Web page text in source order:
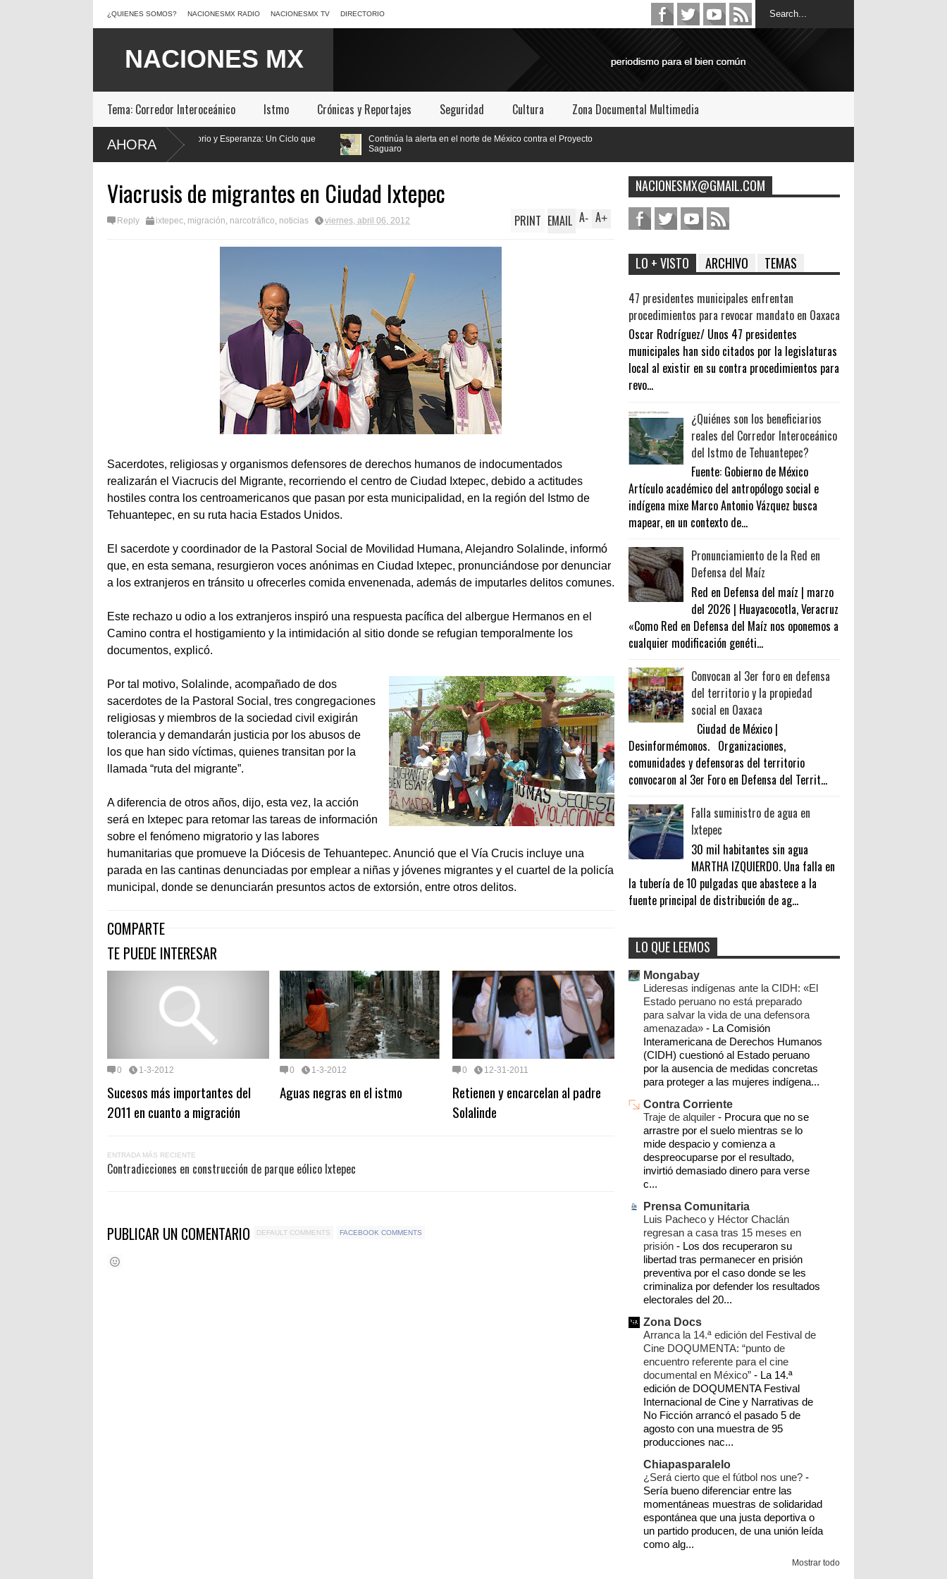
¿QUIENES SOMOS? NACIONESMX RADIO NACIONESMX TV DIRECTORIO
Tema: Corredor Interoceánico Istmo Crónicas y Reportajes Seguridad Cultura Zona Documental Multimedia
AHORA
Diez Años de Educación, Territorio y Esperanza: Un Ciclo que
Continúa la alerta en el norte de México contra el Proyecto
Viacrusis de migrantes en Ciudad Ixtepec
Reply ixtepec, migración, narcotráfico, noticias viernes, abril 06, 2012 A+
A-
PRINT EMAIL
Sacerdotes, religiosas y organismos defensores de derechos humanos de indocumentados
realizarán el Viacrucis del Migrante, recorriendo el centro de Ciudad Ixtepec, debido a actitudes
hostiles contra los centroamericanos que pasan por esta municipalidad, en la región del Istmo de
Tehuantepec, en su ruta hacia Estados Unidos.
El sacerdote y coordinador de la Pastoral Social de Movilidad Humana, Alejandro Solalinde, informó
que, en esta semana, resurgieron voces anónimas en Ciudad Ixtepec, pronunciándose por denunciar
a los extranjeros en tránsito u ofrecerles comida envenenada, además de imputarles delitos comunes.
Este rechazo u odio a los extranjeros inspiró una respuesta pacífica del albergue Hermanos en el
Camino contra el hostigamiento y la intimidación al sitio donde se refugian temporalmente los
documentos, explicó.
Por tal motivo, Solalinde, acompañado de dos
sacerdotes de la Pastoral Social, tres congregaciones
religiosas y miembros de la sociedad civil exigirán
tolerancia y demandarán justicia por los abusos de
los que han sido víctimas, quienes transitan por la
llamada “ruta del migrante”.
A diferencia de otros años, dijo, esta vez, la acción
será en Ixtepec para retomar las tareas de información
sobre el fenómeno migratorio y las labores
humanitarias que promueve la Diócesis de Tehuantepec. Anunció que el Vía Crucis incluye una
parada en las cantinas denunciadas por emplear a niñas y jóvenes migrantes y el cuartel de la policía
municipal, donde se denunciarán presuntos actos de extorsión, entre otros delitos.
COMPARTE
TE PUEDE INTERESAR
0 1-3-2012
Sucesos más importantes del
2011 en cuanto a migración
0 1-3-2012
Aguas negras en el istmo
0 12-31-2011
Retienen y encarcelan al padre
Solalinde
ENTRADA MÁS RECIENTE
Contradicciones en construcción de parque eólico Ixtepec
PUBLICAR UN COMENTARIO DEFAULT COMMENTS FACEBOOK COMMENTS
NACIONESMX@GMAIL.COM
LO + VISTO ARCHIVO TEMAS
47 presidentes municipales enfrentan
procedimientos para revocar mandato en Oaxaca
Oscar Rodríguez/ Unos 47 presidentes
municipales han sido citados por la legislaturas
local al existir en su contra procedimientos para
revo...
¿Quiénes son los beneficiarios
reales del Corredor Interoceánico
del Istmo de Tehuantepec?
Fuente: Gobierno de México
Artículo académico del antropólogo social e
indígena mixe Marco Antonio Vázquez busca
mapear, en un contexto de...
Pronunciamiento de la Red en
Defensa del Maíz
Red en Defensa del maíz | marzo
del 2026 | Huayacocotla, Veracruz
«Como Red en Defensa del Maíz nos oponemos a
cualquier modificación genéti...
Convocan al 3er foro en defensa
del territorio y la propiedad
social en Oaxaca
Ciudad de México |
Desinformémonos. Organizaciones,
comunidades y defensoras del territorio
convocaron al 3er Foro en Defensa del Territ...
Falla suministro de agua en
Ixtepec
30 mil habitantes sin agua
MARTHA IZQUIERDO. Una falla en
la tubería de 10 pulgadas que abastece a la
fuente principal de distribución de ag...
►2026(2)
►2025(4)
►2024(8)
►2023(59)
►2022(10)
►2021(49)
►2020(3)
►2019(61)
►2018(1)
►2015(41)
►2014 (401)
▼2012(283)
►12/16/12 - 12/23/12(1)
►12/09/12 - 12/16/12(14)
►10/28/12 - 11/04/12(1)
►10/07/12 - 10/14/12
►09/30/12 - 10/07/12
►09/02/12 - 09/09/12(4)
►08/26/12 - 09/02/12 (4)
►08/19/12 - 08/26/12(11)
► 08/12/12 - 08/19/12(30)
►08/05/12 - 08/12/12(19)
►07/22/12 - 07/29/12 (2)
►07/15/12 - 07/22/12 (2)
►07/08/12 - 07/15/12(9)
►07/01/12 - 07/08/12
istmo oaxaca ixtepec noticias
policiaca
cultura
juchitán salinacruz
opinión
sucesos
tehuantepec
educación
cobertura especial eólicos oaxaca
migración
congreso
ecologia
deportes
crónica
clima ixtaltepec
narcotráfico
chimalapas
salud
san dionisio del mar
cnte
méxico política
álvaro obregón
matias romero
imagenes
organizaciones sociales
goboax
campo
san mateo del mar
sector empresarial
el espinal
pemex seccion 22
zapoteca
CFE
chiapas
pri
reformas 2012 unión hidalgo
videos
documental
género mundo
ppp
precandidatos 2016
zanatepec
bloqueos
comitancillo
energía renovable
protección civil
tapanatepec
turismo
Internacional
autodefensas
cartones
costa cotzocón ezln
finanzas
futbol
idn ieepco incendios
monsanto
LO QUE LEEMOS
Mongabay
Lideresas indígenas ante la CIDH: «El
Estado peruano no está preparado
para salvar la vida de una defensora
amenazada» - La Comisión
Interamericana de Derechos Humanos
(CIDH) cuestionó al Estado peruano
por la ausencia de medidas concretas
para proteger a las mujeres indígena...
Contra Corriente
Traje de alquiler - Procura que no se
arrastre por el suelo mientras se lo
mide despacio y comienza a
despreocuparse por el resultado,
invirtió demasiado dinero para verse
c...
Prensa Comunitaria
Luis Pacheco y Héctor Chaclán
regresan a casa tras 15 meses en
prisión - Los dos recuperaron su
libertad tras permanecer en prisión
preventiva por el caso donde se les
criminaliza por defender los resultados
electorales del 20...
Zona Docs
Arranca la 14.ª edición del Festival de
Cine DOQUMENTA: “punto de
encuentro referente para el cine
documental en México” - La 14.ª
edición de DOQUMENTA Festival
Internacional de Cine y Narrativas de
No Ficción arrancó el pasado 5 de
agosto con una muestra de 95
producciones nac...
Chiapasparalelo
¿Será cierto que el fútbol nos une? -
Sería bueno diferenciar entre las
momentáneas muestras de solidaridad
espontánea que una justa deportiva o
un partido producen, de una unión leída
como alg...
Mostrar todo